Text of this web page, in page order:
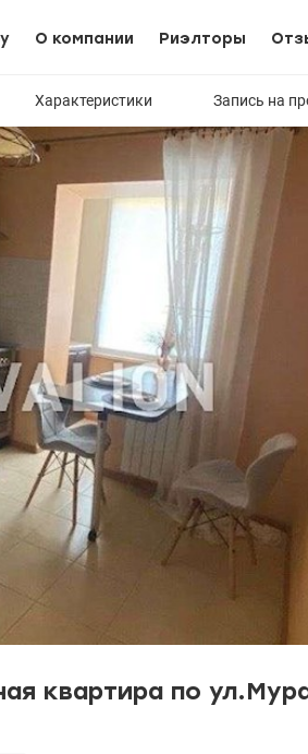
О компании Риэлторы
Характеристики Запись на
квартира по